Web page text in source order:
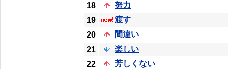
18
努力
19
渡す
20
間違い
21
楽しい
22
芳しくない